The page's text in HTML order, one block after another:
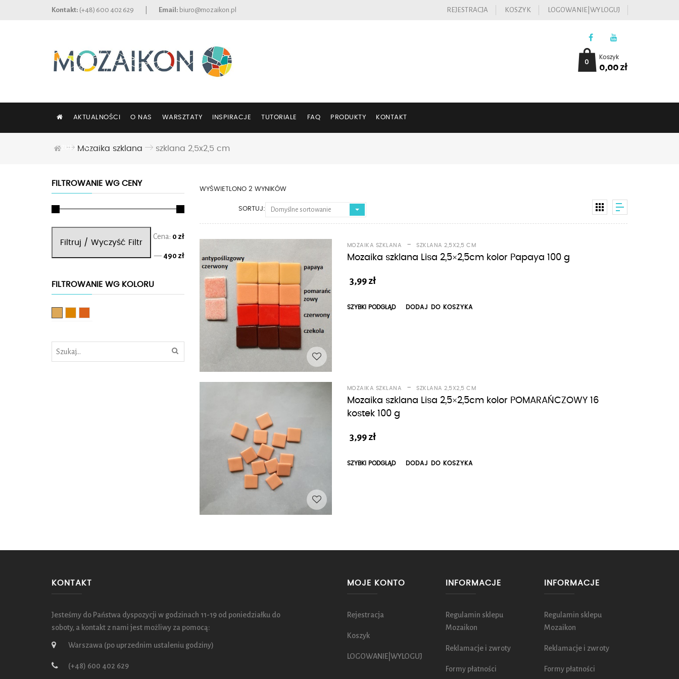
Kontakt: (+48) 600 402 629 Email: biuro@mozaikon.pl REJESTRACJA KOSZYK LOGOWANIE|WYLOGUJ
Koszyk
0,00zł
0
AKTUALNOŚCI O NAS WARSZTATY INSPIRACJE TUTORIALE FAQ PRODUKTY KONTAKT
SZUKAJMozaika szklana szklana 2,5x2,5 cm
FILTROWANIE WG CENY
Cena
Cena
Filtruj / Wyczyść Filtr
Cena: 0 zł
— 490 zł
FILTROWANIE WG KOLORU
WYŚWIETLONO 2 WYNIKÓW
SORTUJ: Domyślne sortowanie
MOZAIKA SZKLANA - SZKLANA 2,5X2,5 CM
Mozaika szklana Lisa 2,5×2,5cm kolor Papaya 100 g
3,99zł
SZYBKI PODGLĄD DODAJ DO KOSZYKA
MOZAIKA SZKLANA - SZKLANA 2,5X2,5 CM
Mozaika szklana Lisa 2,5×2,5cm kolor POMARAŃCZOWY 16
kostek 100 g
3,99zł
SZYBKI PODGLĄD DODAJ DO KOSZYKA
KONTAKT
Jesteśmy do Państwa dyspozycji w godzinach 11-19 od poniedziałku do
soboty, a kontakt z nami jest możliwy za pomocą:
Warszawa (po uprzednim ustaleniu godziny)
(+48) 600 402 629
MOJE KONTO
Rejestracja
Koszyk
LOGOWANIE|WYLOGUJ
INFORMACJE
Regulamin sklepu
Mozaikon
Reklamacje i zwroty
Formy płatności
INFORMACJE
Regulamin sklepu
Mozaikon
Reklamacje i zwroty
Formy płatności